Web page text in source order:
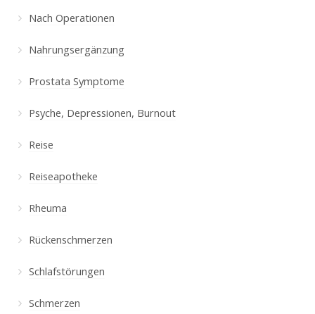
Nach Operationen
Nahrungsergänzung
Prostata Symptome
Psyche, Depressionen, Burnout
Reise
Reiseapotheke
Rheuma
Rückenschmerzen
Schlafstörungen
Schmerzen